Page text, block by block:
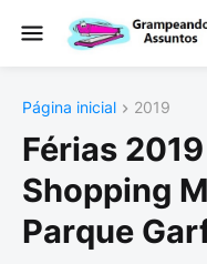
Página inicial 2019
Férias
Shopping
Parque